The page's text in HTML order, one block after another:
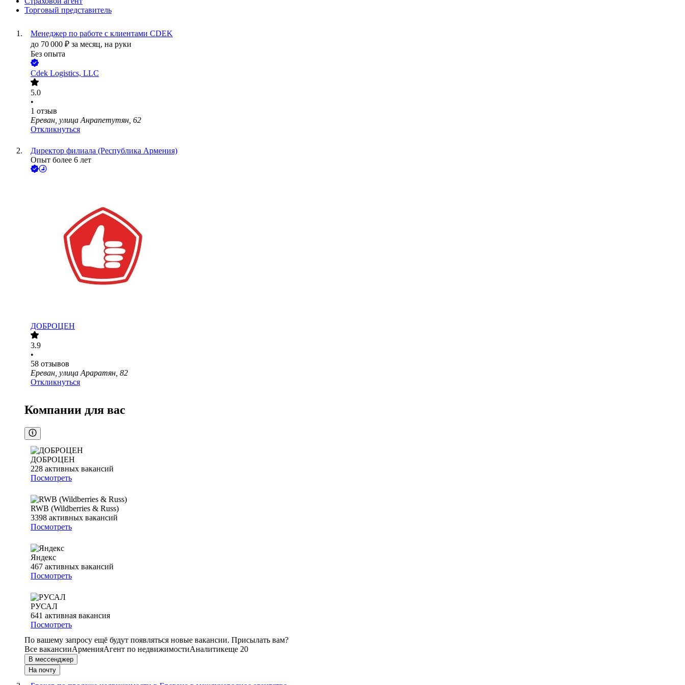
Торговый представитель
Менеджер по работе с клиентами CDEK
до 70 000 ₽ за месяц, на руки
Без опыта
Сdek Logistics, LLC
5.0
•
1 отзыв
Ереван, улица Анрапетутян, 62
Откликнуться
Директор филиала (Республика Армения)
Опыт более 6 лет
ДОБРОЦЕН
3.9
•
58 отзывов
Ереван, улица Араратян, 82
Откликнуться
Компании для вас
ДОБРОЦЕН
228 активных вакансий
Посмотреть
RWB (Wildberries & Russ)
3398 активных вакансий
Посмотреть
Яндекс
467 активных вакансий
Посмотреть
РУСАЛ
641 активная вакансия
Посмотреть
По вашему запросу ещё будут появляться новые вакансии. Присылать вам?
Все вакансииАрменияАгент по недвижимостиАналитикеще 20
В мессенджер
На почту